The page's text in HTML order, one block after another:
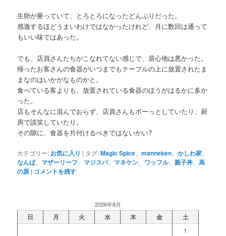
生卵が乗っていて、とろとろになったどんぶりだった。
感激するほどうまいわけではなかったけれど、月に数回は通って
もいい味ではあった。
でも、店員さんたちがこなれてない感じで、居心地は悪かった。
帰ったお客さんの食器がいつまでもテーブルの上に放置されたま
まなのはいかがなものかと。
食べている客よりも、放置されている食器のほうがはるかに多か
った。
店もそんなに混んでおらず、店員さんもボーっとしていたり、厨
房で談笑していたり。
その隙に、食器を片付けるべきではないかい?
カテゴリー: お気に入り | タグ:Magic Spice、manneken、かしわ家、
なんば、 マザーリーフ、 マジスパ、 マネケン、 ワッフル、親子丼、高
の原 | コメントを残す
2026年8月
日 月 火 水 木 金 土
1